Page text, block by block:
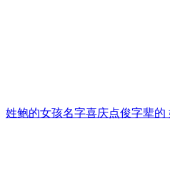
姓鲍的女孩名字喜庆点俊字辈的